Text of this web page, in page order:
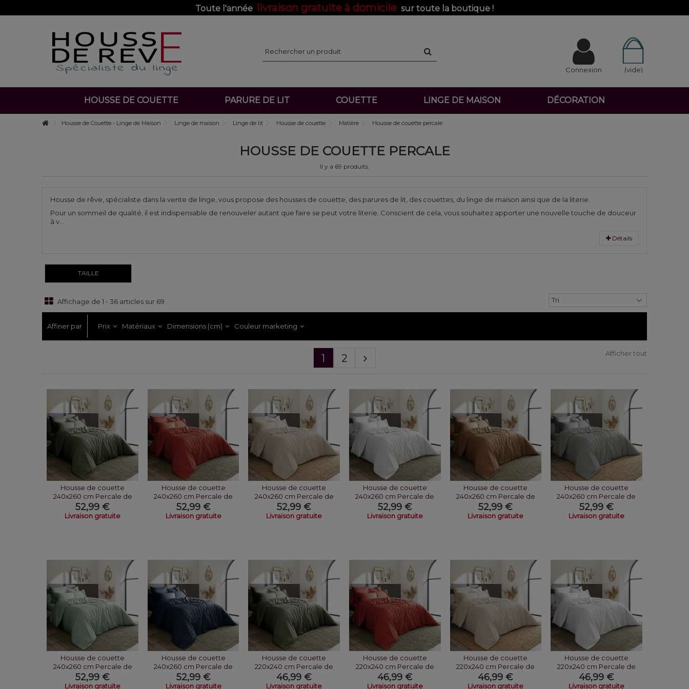
Toute l'année livraison gratuite à domicile sur toute la boutique !
(vide)
Connexion
HOUSSE DE COUETTE PARURE DE LIT COUETTE LINGE DE MAISON DÉCORATION
Housse de Couette - Linge de Maison Linge de maison Linge de lit Housse de couette Matière Housse de couette percale
HOUSSE DE COUETTE PERCALE
Il y a 69 produits.
Housse de rêve, spécialiste dans la vente de linge, vous propose des housses de couette, des parures de lit, des couettes, du linge de maison ainsi que de la literie.
Pour un sommeil de qualité, il est indispensable de renouveler autant que faire se peut votre literie. Conscient de cela, vous souhaitez apporter une nouvelle touche de douceur
à v...
Détails
TAILLE
Affichage de 1 - 36 articles sur 69
Affiner par Prix Matériaux Dimensions (cm) Couleur marketing
Afficher tout
1 2
Housse de couette
240x260 cm Percale de
Coton Thym
52,99 €
Livraison gratuite
Housse de couette
240x260 cm Percale de
Coton Terre De...
52,99 €
Livraison gratuite
Housse de couette
240x260 cm Percale de
Coton Sable
52,99 €
Livraison gratuite
Housse de couette
240x260 cm Percale de
Coton Neige
52,99 €
Livraison gratuite
Housse de couette
240x260 cm Percale de
Coton Havane
52,99 €
Livraison gratuite
Housse de couette
240x260 cm Percale de
Coton Galet
52,99 €
Livraison gratuite
Housse de couette
240x260 cm Percale de
Coton Céladon
52,99 €
Livraison gratuite
Housse de couette
240x260 cm Percale de
Coton Bleu Nuit
52,99 €
Livraison gratuite
Housse de couette
220x240 cm Percale de
Coton Thym
46,99 €
Livraison gratuite
Housse de couette
220x240 cm Percale de
Coton Terre De...
46,99 €
Livraison gratuite
Housse de couette
220x240 cm Percale de
Coton Sable
46,99 €
Livraison gratuite
Housse de couette
220x240 cm Percale de
Coton Neige
46,99 €
Livraison gratuite